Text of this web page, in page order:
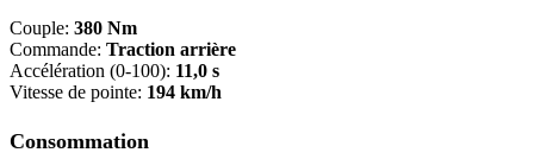
Couple: 380 Nm
Commande: Traction arrière
Accélération (0-100): 11,0 s
Vitesse de pointe: 194 km/h
Consommation